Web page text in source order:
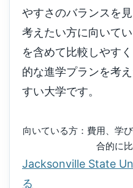
やすさのバランスを
考えたい方に向いて
を含めて比較しやす
的な進学プランを考
すい大学です。
向いている方：費用、学
合的に
Jacksonville State
る